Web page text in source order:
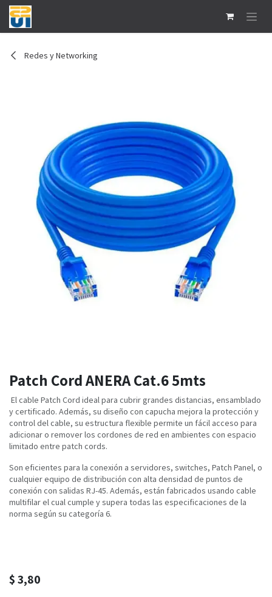
Ir al contenido
Redes y Networking
Patch Cord ANERA Cat.6 5mts
El cable Patch Cord ideal para cubrir grandes distancias, ensamblado
y certificado. Además, su diseño con capucha mejora la protección y
control del cable, su estructura flexible permite un fácil acceso para
adicionar o remover los cordones de red en ambientes con espacio
limitado entre patch cords.
Son eficientes para la conexión a servidores, switches, Patch Panel, o
cualquier equipo de distribución con alta densidad de puntos de
conexión con salidas RJ-45. Además, están fabricados usando cable
multifilar el cual cumple y supera todas las especificaciones de la
norma según su categoría 6.
$3,80